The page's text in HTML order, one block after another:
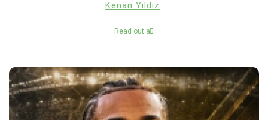
Kenan Yildiz
Read out all